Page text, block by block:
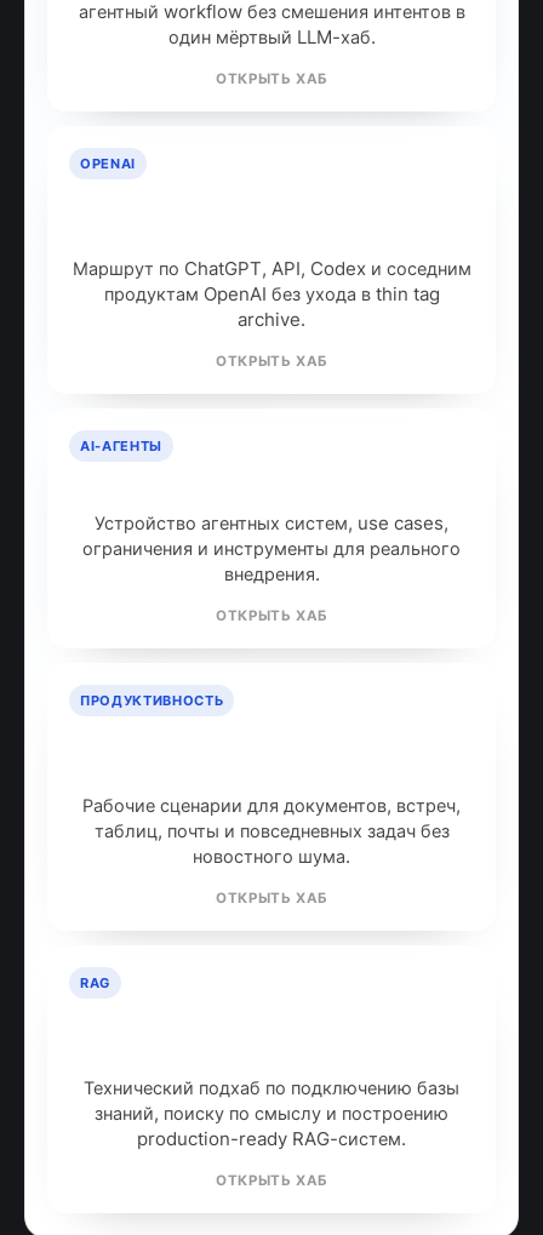
агентный workflow без смешения интентов в
один мёртвый LLM-хаб.
ОТКРЫТЬ ХАБ
OPENAI
Маршрут по ChatGPT, API, Codex и соседним
продуктам OpenAI без ухода в thin tag
archive.
ОТКРЫТЬ ХАБ
AI-АГЕНТЫ
Устройство агентных систем, use cases,
ограничения и инструменты для реального
внедрения.
ОТКРЫТЬ ХАБ
ПРОДУКТИВНОСТЬ
Рабочие сценарии для документов, встреч,
таблиц, почты и повседневных задач без
новостного шума.
ОТКРЫТЬ ХАБ
RAG
Технический подхаб по подключению базы
знаний, поиску по смыслу и построению
production-ready RAG-систем.
ОТКРЫТЬ ХАБ